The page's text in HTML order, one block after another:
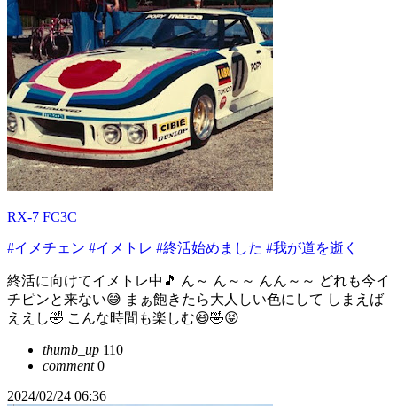
RX-7 FC3C
#イメチェン #イメトレ #終活始めました #我が道を逝く
終活に向けてイメトレ中🎵 ん～ ん～～ んん～～ どれも今イ
チピンと来ない😅 まぁ飽きたら大人しい色にして しまえば
ええし🤣 こんな時間も楽しむ😆🤣😝
thumb_up 110
comment0
2024/02/24 06:36